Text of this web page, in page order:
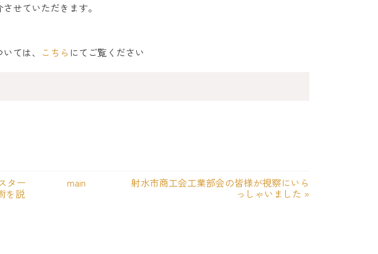
せていただきます。
ては、 こちら にてご覧ください
ター
を説
main 射水市商工会工業部会の皆様が視察にいら
っしゃいました »